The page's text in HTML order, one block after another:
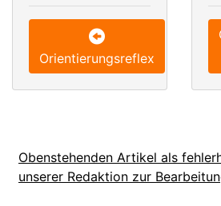
Orientierungsreflex
Obenstehenden Artikel als
unserer Redaktion zur